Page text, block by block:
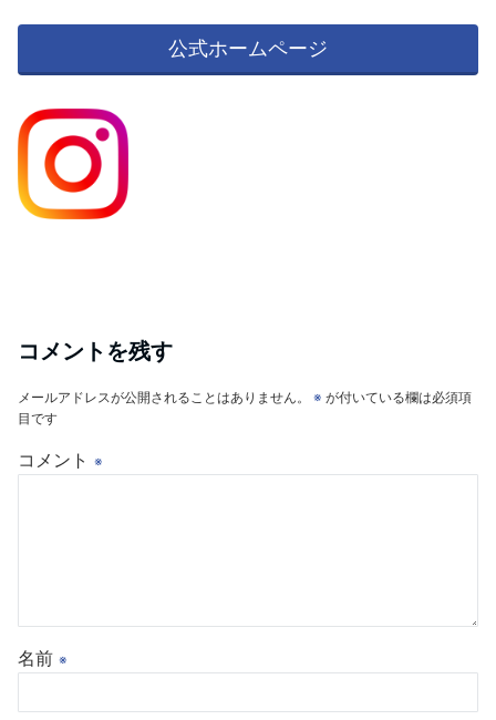
公式ホームページ
コメントを残す
メールアドレスが公開されることはありません。 ※ が付いている欄は必須項
目です
コメント ※
名前 ※